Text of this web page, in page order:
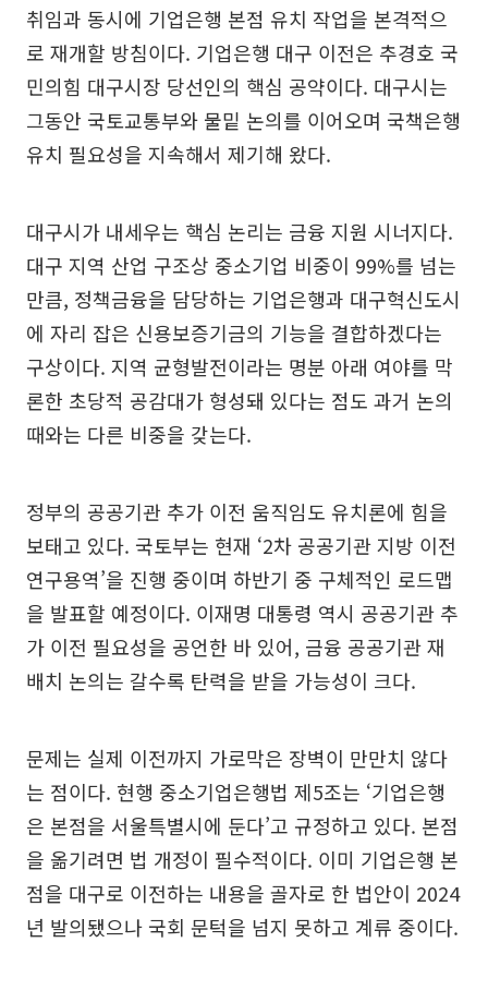
취임과 동시에 기업은행 본점 유치 작업을 본격적으
로 재개할 방침이다. 기업은행 대구 이전은 추경호 국
민의힘 대구시장 당선인의 핵심 공약이다. 대구시는
그동안 국토교통부와 물밑 논의를 이어오며 국책은행
유치 필요성을 지속해서 제기해 왔다.
대구시가 내세우는 핵심 논리는 금융 지원 시너지다.
대구 지역 산업 구조상 중소기업 비중이 99%를 넘는
만큼, 정책금융을 담당하는 기업은행과 대구혁신도시
에 자리 잡은 신용보증기금의 기능을 결합하겠다는
구상이다. 지역 균형발전이라는 명분 아래 여야를 막
론한 초당적 공감대가 형성돼 있다는 점도 과거 논의
때와는 다른 비중을 갖는다.
정부의 공공기관 추가 이전 움직임도 유치론에 힘을
보태고 있다. 국토부는 현재 ‘2차 공공기관 지방 이전
연구용역’을 진행 중이며 하반기 중 구체적인 로드맵
을 발표할 예정이다. 이재명 대통령 역시 공공기관 추
가 이전 필요성을 공언한 바 있어, 금융 공공기관 재
배치 논의는 갈수록 탄력을 받을 가능성이 크다.
문제는 실제 이전까지 가로막은 장벽이 만만치 않다
는 점이다. 현행 중소기업은행법 제5조는 ‘기업은행
은 본점을 서울특별시에 둔다’고 규정하고 있다. 본점
을 옮기려면 법 개정이 필수적이다. 이미 기업은행 본
점을 대구로 이전하는 내용을 골자로 한 법안이 2024
년 발의됐으나 국회 문턱을 넘지 못하고 계류 중이다.